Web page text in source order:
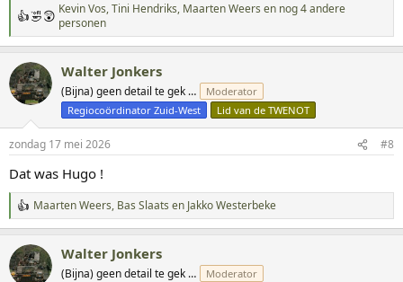
W
a
a
r
d
e
g
n
:
Kevin Vos,Tini Hendriks, Maarten Weers en nog 4 andere
personen
Walter Jonkers
(Bijna) geen detail te gek …
Moderator
Regiocoördinator Zuid-West
Lid van de TWENOT
zondag 17 mei 2026 #8
Dat was Hugo !
W
a
r
d
Maarten Weers, Bas Slaats en Jakko Westerbeke
Walter Jonkers
(Bijna) geen detail te gek …
Moderator